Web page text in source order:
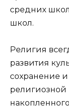
средних
школ.
Религия
развития
сохранение
религиозной